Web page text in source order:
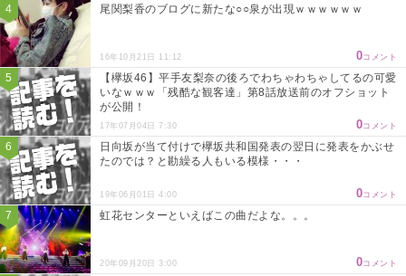
尾関梨香のブログに新たな○○泉が出現ｗｗｗｗｗｗ
16年10月21日 11:12 0コメント
【欅坂46】平手友梨奈の後ろでわちゃわちゃしてるの可愛
いなｗｗｗ「残酷な観客達」第8話放送前のオフショット
が公開！
17年07月04日 7:30 0コメント
日向坂が当て付けで欅坂共和国発表の翌日に発表をかぶせ
たのでは？と勘繰る人もいる模様・・・
19年06月01日 4:00 0コメント
虹花センターといえばこの曲だよな。。。
20年09月20日 3:00 0コメント